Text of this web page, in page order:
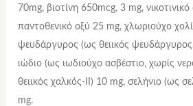
70mg, βιοτίνη 650mcg, 3 mg,
παντοθενικό οξύ 25 mg, χλωριούχο
ψευδάργυρος (ως θειικός
ιώδιο (ως ιωδιούχο ασβέστιο, χωρίς
θειικός χαλκός-II) 10 mg, σελήνιο (ως
mg.